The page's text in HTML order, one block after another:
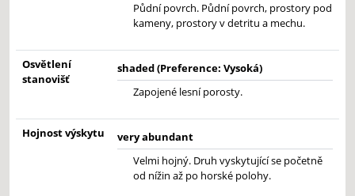
Půdní povrch. Půdní povrch, prostory pod
kameny, prostory v detritu a mechu.
Osvětlení
stanovišť
shaded (Preference: Vysoká)
Zapojené lesní porosty.
Hojnost výskytu
very abundant
Velmi hojný. Druh vyskytující se početně
od nížin až po horské polohy.